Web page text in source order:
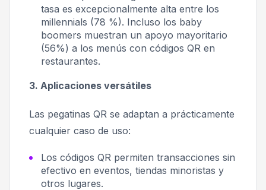
tasa es excepcionalmente alta entre los
millennials (78 %). Incluso los baby
boomers muestran un apoyo mayoritario
(56%) a los menús con códigos QR en
restaurantes.
3. Aplicaciones versátiles
Las pegatinas QR se adaptan a prácticamente
cualquier caso de uso:
Los códigos QR permiten transacciones sin
efectivo en eventos, tiendas minoristas y
otros lugares.